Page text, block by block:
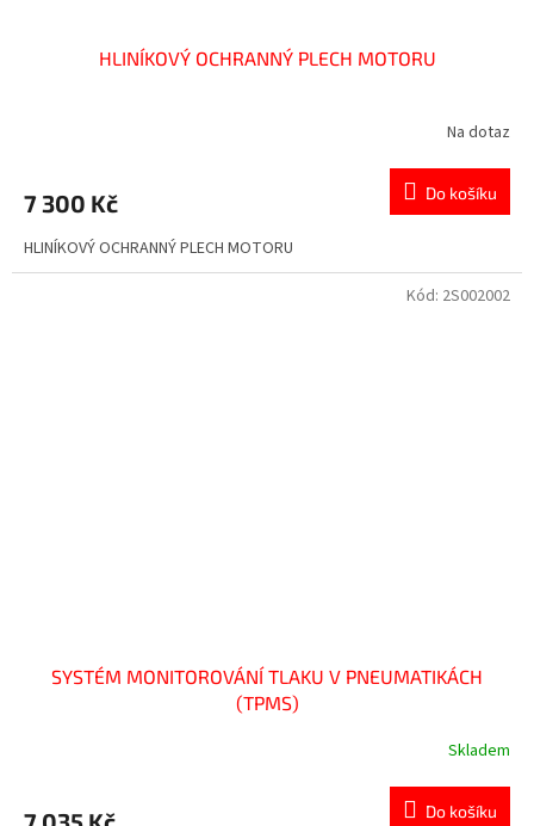
HLINÍKOVÝ OCHRANNÝ PLECH MOTORU
Na dotaz
7 300 Kč Do košíku
HLINÍKOVÝ OCHRANNÝ PLECH MOTORU
SYSTÉM MONITOROVÁNÍ TLAKU V PNEUMATIKÁCH
(TPMS)
Skladem
Do košíku
Kód: 2S002002